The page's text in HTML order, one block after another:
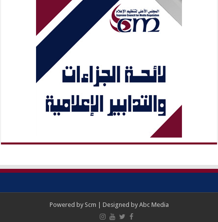
Powered by Scm | Designed by Abc Media